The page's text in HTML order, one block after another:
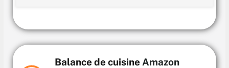
Balance de cuisine Amazon